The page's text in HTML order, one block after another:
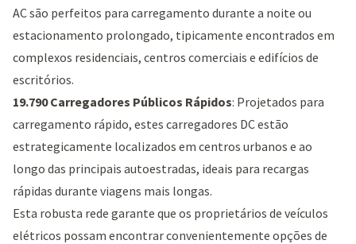
AC são perfeitos para carregamento durante a noite ou
estacionamento prolongado, tipicamente encontrados em
complexos residenciais, centros comerciais e edifícios de
escritórios.
19.790 Carregadores Públicos Rápidos: Projetados para
carregamento rápido, estes carregadores DC estão
estrategicamente localizados em centros urbanos e ao
longo das principais autoestradas, ideais para recargas
rápidas durante viagens mais longas.
Esta robusta rede garante que os proprietários de veículos
elétricos possam encontrar convenientemente opções de